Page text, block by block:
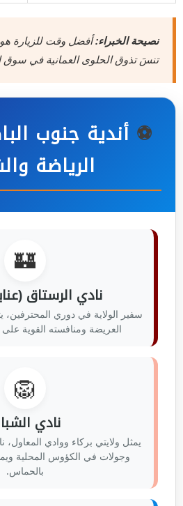
نصيحة الخبراء:أفضل وقت للزيارة هو
تنسَ تذوق الحلوى العمانية في سوق
⚽ أندية جنوب
الرياضة
🏰
نادي الرستاق
سفير الولاية في دوري المحترفين،
العريضة ومنافسته القوية على
🦁
نادي
يمثل ولايتي بركاء ووادي
وجولات في الكؤوس المحلية
بالحماس.